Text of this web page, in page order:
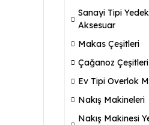
Sanayi Tipi
Aksesuar
Makas Çeşitleri
Çağanoz Çeşitleri
Ev Tipi Overlok
Nakış Makineleri
Nakış Makinesi